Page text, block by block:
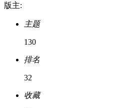
版主:
主题
130
排名
32
收藏